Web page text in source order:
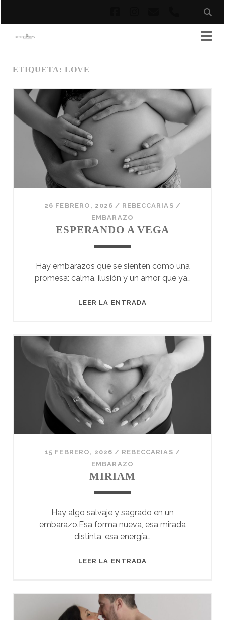
electrónico
phone
ETIQUETA: LOVE
26 FEBRERO, 2026 / REBECCARIAS /
EMBARAZO
ESPERANDO A VEGA
Hay embarazos que se sienten como una
promesa: calma, ilusión y un amor que ya…
LEER LA ENTRADA
15 FEBRERO, 2026 / REBECCARIAS /
EMBARAZO
MIRIAM
Hay algo salvaje y sagrado en un
embarazo.Esa forma nueva, esa mirada
distinta, esa energía…
LEER LA ENTRADA